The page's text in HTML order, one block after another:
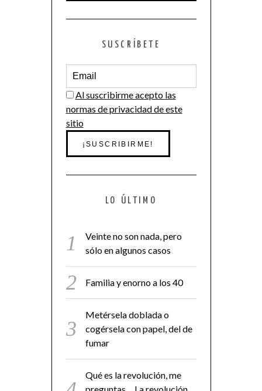
SUSCRÍBETE
Al suscribirme acepto las
normas de privacidad de este
sitio
LO ÚLTIMO
Veinte no son nada, pero
sólo en algunos casos
Familia y enorno a los 40
Metérsela doblada o
cogérsela con papel, del de
fumar
Qué es la revolución, me